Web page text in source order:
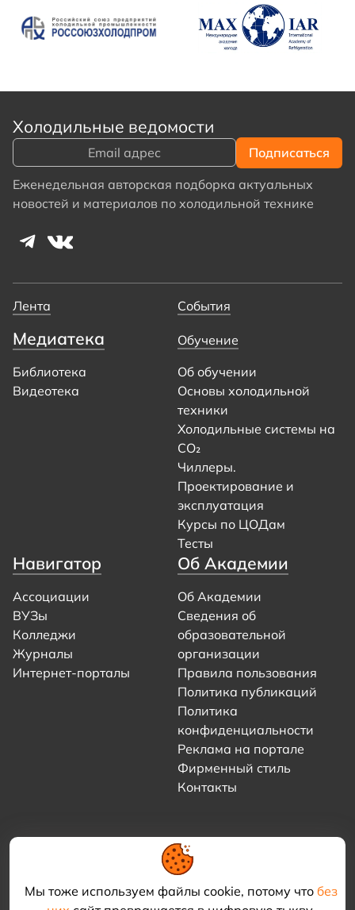
Мы тоже используем файлы cookie, потому что без
Холодильные ведомости
Еженедельная авторская подборка актуальных
новостей и материалов по холодильной технике
Лента События
Медиатека
Библиотека
Видеотека
Обучение
Об обучении
Основы холодильной
техники
Холодильные системы на
CO₂
Чиллеры.
Проектирование и
эксплуатация
Курсы по ЦОДам
Тесты
Навигатор
Ассоциации
ВУЗы
Колледжи
Журналы
Интернет-порталы
Об Академии
Об Академии
Сведения об
образовательной
организации
Правила пользования
Политика публикаций
Политика
конфиденциальности
Реклама на портале
Фирменный стиль
Контакты